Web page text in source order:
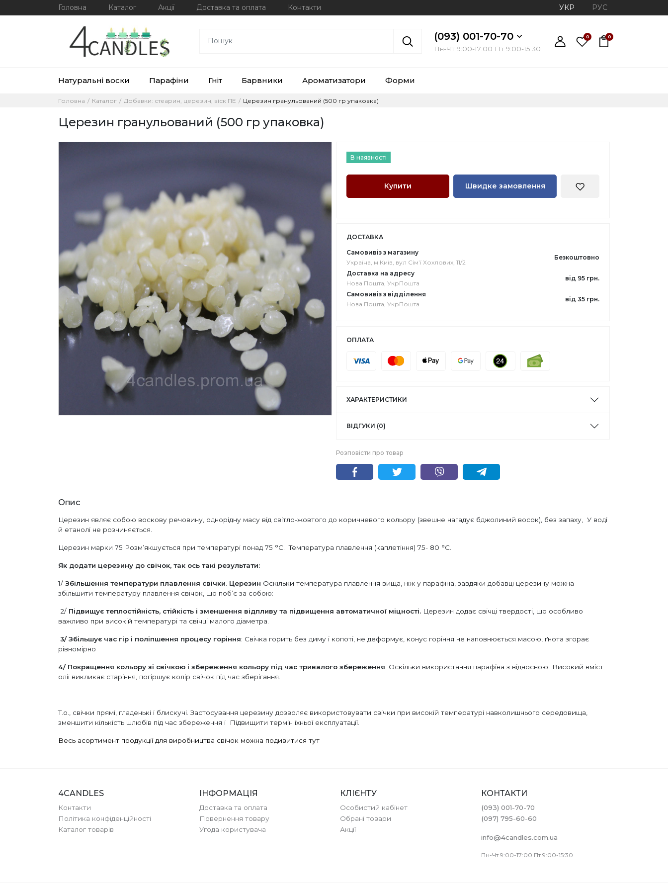
Головна Каталог Акції Доставка та оплата Контакти УКР РУС
(093) 001-70-70
Пн-Чт 9:00-17:00 Пт 9:00-15:30
0 0
Натуральні воски Парафіни Гніт Барвники Ароматизатори Форми
Головна Каталог Добавки: стеарин, церезин, віск ПЕ Церезин гранульований (500 гр упаковка)
Церезин гранульований (500 гр упаковка)
В наявності
Купити Швидке замовлення
ДОСТАВКА
Самовивіз з магазину
Україна, м Київ, вул Сімʼї Хохлових, 11/2
Безкоштовно
Доставка на адресу
Нова Пошта, УкрПошта
від 95 грн.
Самовивіз з відділення
Нова Пошта, УкрПошта
від 35 грн.
ОПЛАТА
ХАРАКТЕРИСТИКИ
ВІДГУКИ (0)
Розповісти про товар
Опис
Церезин являє собою воскову речовину, однорідну масу від світло-жовтого до коричневого кольору (звешне нагадує бджолиний восок), без запаху, У воді
й етанолі не розчиняється.
Церезин марки 75 Розм’якшується при температурі понад 75 °С. Температура плавлення (каплетіння) 75- 80 °C.
Як додати церезину до свічок, так ось такі результати:
1/ Збільшення температури плавлення свічки Церезин Оскільки температура плавлення вища, ніж у парафіна, завдяки добавці церезину можна
збільшити температуру плавлення свічок, що поб’є за собою:
2/ Підвищує теплостійність, стійкість і зменшення відпливу та підвищення автоматичної міцності. Церезин додає свічці твердості, що особливо
важливо при високій температурі та свічці малого діаметра.
3/ Збільшує час гір і поліпшення процесу горіння: Свічка горить без диму і копоті, не деформує, конус горіння не наповнюється масою, ґнота згорає
рівномірно
4/ Покращення кольору зі свічкою і збереження кольору під час тривалого збереження . Оскільки використання парафіна з відносною Високий вміст
олії викликає старіння, погіршує колір свічок під час зберігання.
Т.о., свічки прямі, гладенькі і блискучі. Застосування церезину дозволяє використовувати свічки при високій температурі навколишнього середовища,
зменшити кількість шлюбів під час збереження і Підвищити термін їхньої експлуатації.
Весь асортимент продукції для виробництва свічок можна подивитися тут
4CANDLES
Контакти
Політика конфіденційності
Каталог товарів
ІНФОРМАЦІЯ
Доставка та оплата
Повернення товару
Угода користувача
КЛІЄНТУ
Особистий кабінет
Обрані товари
Акції
КОНТАКТИ
(093) 001-70-70
(097) 795-60-60
info@4candles.com.ua
Пн-Чт 9:00-17:00 Пт 9:00-15:30